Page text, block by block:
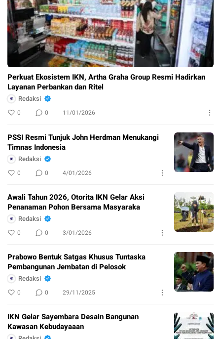
Perkuat Ekosistem IKN, Artha Graha Group Resmi Hadirkan
Layanan Perbankan dan Ritel
Redaksi
0 0 11/01/2026
PSSI Resmi Tunjuk John Herdman Menukangi
Timnas Indonesia
Redaksi
0 0 4/01/2026
Awali Tahun 2026, Otorita IKN Gelar Aksi
Penanaman Pohon Bersama Masyaraka
Redaksi
0 0 3/01/2026
Prabowo Bentuk Satgas Khusus Tuntaska
Pembangunan Jembatan di Pelosok
Redaksi
0 0 29/11/2025
IKN Gelar Sayembara Desain Bangunan
Kawasan Kebudayaaan